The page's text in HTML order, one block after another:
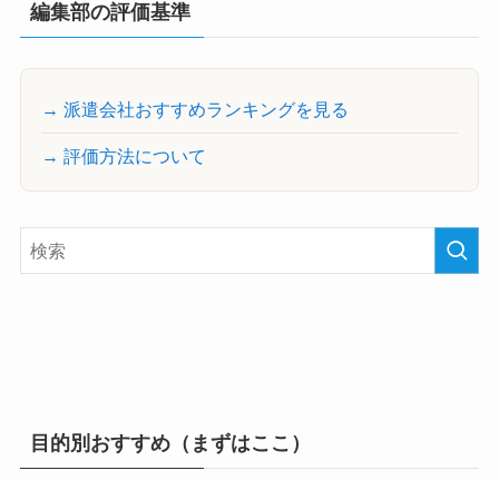
編集部の評価基準
→ 派遣会社おすすめランキングを見る
→ 評価方法について
目的別おすすめ（まずはここ）